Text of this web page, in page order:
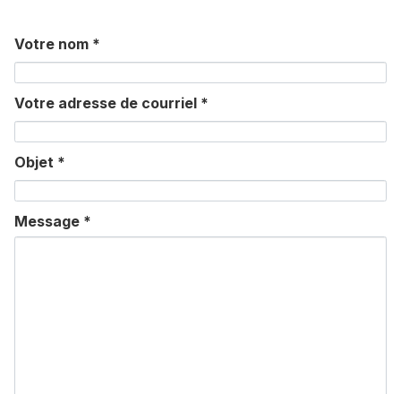
Votre nom *
Votre adresse de courriel *
Objet *
Message *